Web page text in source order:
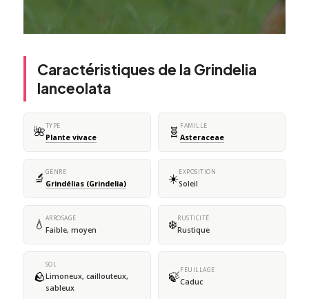
Caractéristiques de la Grindelia
lanceolata
🌺TYPE
Plante vivace 🧬 FAMILLE
Asteraceae
🔬 GENRE
Grindélias (Grindelia) ☀️EXPOSITION
Soleil
💧 ARROSAGE
Faible, moyen ❄️RUSTICITÉ
Rustique
🪨
SOL
Limoneux, caillouteux,
sableux
🍃FEUILLAGE
Caduc